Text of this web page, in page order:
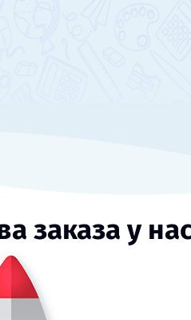
заказа у